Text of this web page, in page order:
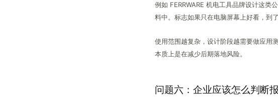
例如 FERRWARE 机电工具品牌设计这类
料中。标志如果只在电脑屏幕上好看，到
使用范围越复杂，设计阶段越需要做应用
本质上是在减少后期落地风险。
问题六：企业应该怎么判断